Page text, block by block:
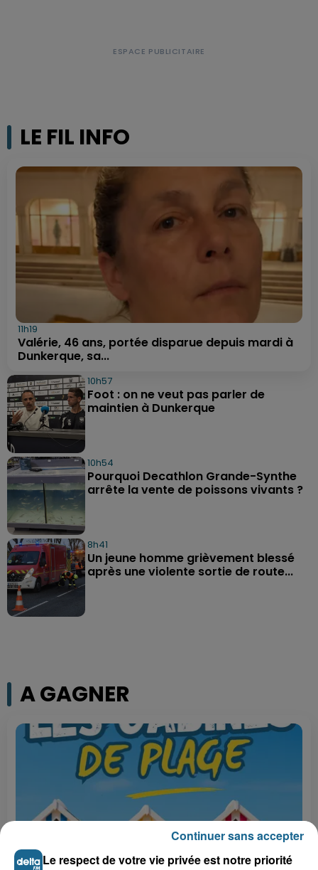
LE FIL INFO
11h19
Valérie, 46 ans, portée disparue depuis mardi à
Dunkerque, sa...
10h57
Foot : on ne veut pas parler de
maintien à Dunkerque
10h54
Pourquoi Decathlon Grande-Synthe
arrête la vente de poissons vivants ?
8h41
Un jeune homme grièvement blessé
après une violente sortie de route...
A GAGNER
Le respect de votre vie privée est notre priorité
Continuer sans accepter